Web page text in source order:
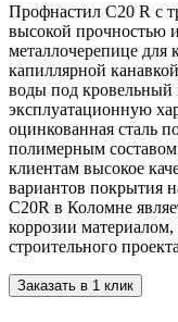
Профнастил С20 R с
высокой прочностью
металлочерепице
капиллярной
воды под кровельный
эксплуатационную
оцинкованная сталь
полимерным
клиентам высокое
вариантов покрытия
С20R в Коломне
коррозии
строительного
Заказать в 1 клик